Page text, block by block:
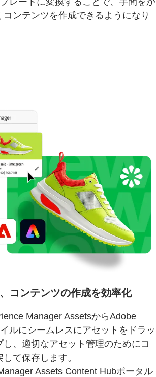
コンテンツを作成できるようになり
コンテンツの作成を効率化
Manager AssetsからAdobe
ルにシームレスにアセットをドラッ
し、適切なアセット管理のためにコ
て保存します。
Assets Content Hubポータル